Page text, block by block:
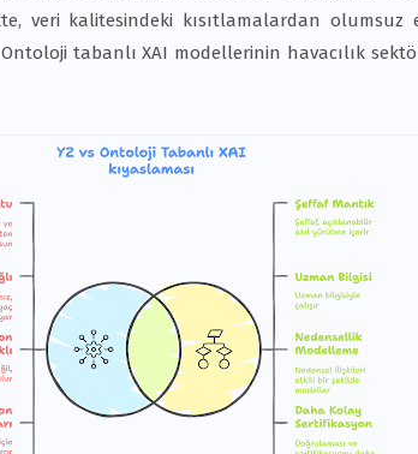
veri kalitesindeki kısıtlamalardan olumsuz
tabanlı XAI modellerinin havacılık